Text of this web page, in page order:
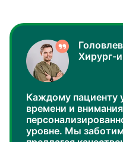
Хирург-
Каждому пациенту
времени и
уровне. Мы